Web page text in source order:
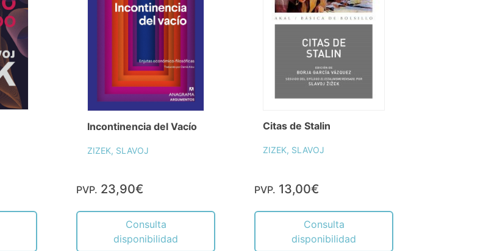
Incontinencia del Vacío
ZIZEK, SLAVOJ
PVP. 23,90€
Consulta
disponibilidad
Citas de Stalin
ZIZEK, SLAVOJ
PVP. 13,00€
Consulta
disponibilidad